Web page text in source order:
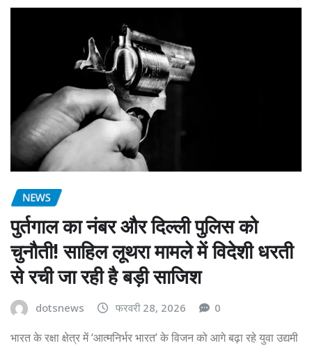
NEWS
पुर्तगाल का नंबर और दिल्ली पुलिस को
चुनौती! साहिल लूथरा मामले में विदेशी धरती
से रची जा रही है बड़ी साजिश
dotsnews फरवरी 28, 2026 0
भारत के रक्षा क्षेत्र में ‘आत्मनिर्भर भारत’ के विजन को आगे बढ़ा रहे युवा उद्यमी